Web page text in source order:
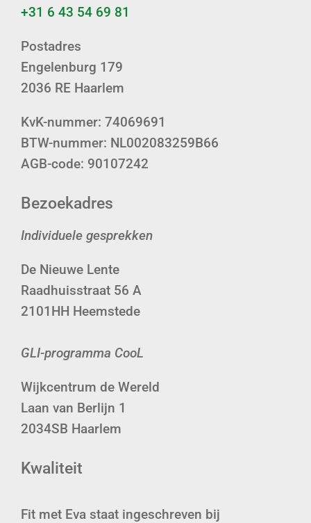
+31 6 43 54 69 81
Postadres
Engelenburg 179
2036 RE Haarlem
KvK-nummer: 74069691
BTW-nummer: NL002083259B66
AGB-code: 90107242
Bezoekadres
Individuele gesprekken
De Nieuwe Lente
Raadhuisstraat 56 A
2101HH Heemstede
GLI-programma CooL
Wijkcentrum de Wereld
Laan van Berlijn 1
2034SB Haarlem
Kwaliteit
Fit met Eva staat ingeschreven bij